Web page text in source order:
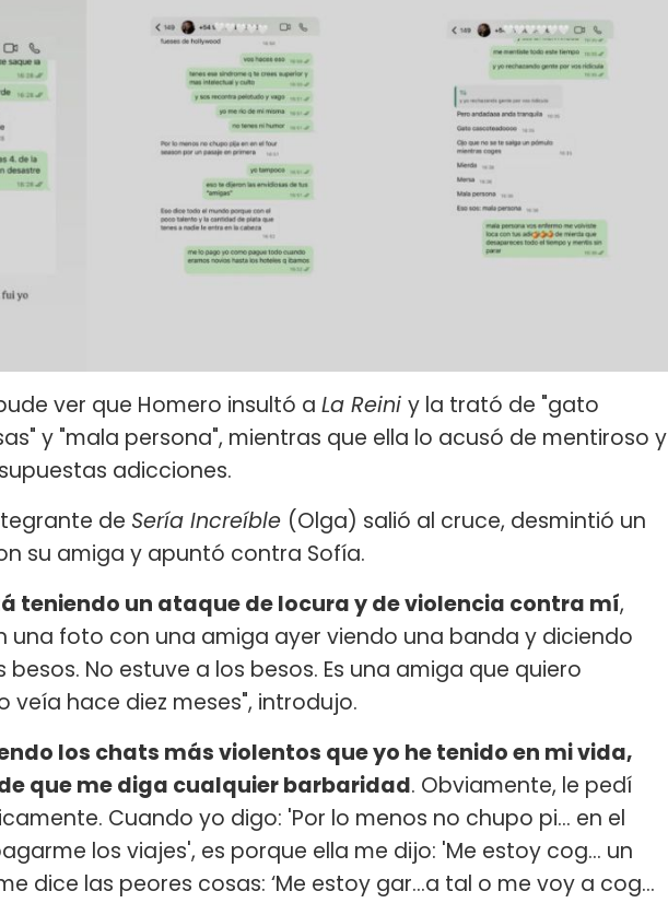
ver que Homero insultó a La Reini y la trató de "gato
y "mala persona", mientras que ella lo acusó de mentiroso y
adicciones.
de Sería Increíble (Olga) salió al cruce, desmintió un
su amiga y apuntó contra Sofía.
teniendo un ataque de locura y de violencia contra mí,
una foto con una amiga ayer viendo una banda y diciendo
No estuve a los besos. Es una amiga que quiero
veía hace diez meses", introdujo.
los chats más violentos que yo he tenido en mi vida,
que me diga cualquier barbaridad. Obviamente, le pedí
Cuando yo digo: 'Por lo menos no chupo pi... en el
los viajes', es porque ella me dijo: 'Me estoy cog... un
dice las peores cosas: ‘Me estoy gar...a tal o me voy a cog...